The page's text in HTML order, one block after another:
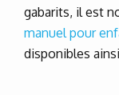
gabarits, il est
manuel pour
disponibles